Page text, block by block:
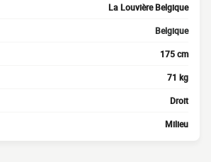
La Louvière Belgique
Belgique
175 cm
71 kg
Droit
Milieu